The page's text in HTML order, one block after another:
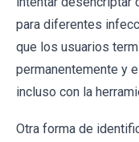
para diferentes
que los usuarios
permanentemente y
incluso con la
Otra forma de